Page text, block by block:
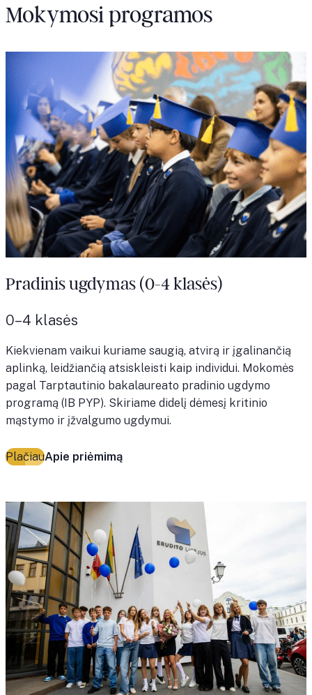
Mokymosi programos
Pradinis ugdymas (0-4 klasės)
0–4 klasės
Kiekvienam vaikui kuriame saugią, atvirą ir įgalinančią
aplinką, leidžiančią atsiskleisti kaip individui. Mokomės
pagal Tarptautinio bakalaureato pradinio ugdymo
programą (IB PYP). Skiriame didelį dėmesį kritinio
mąstymo ir įžvalgumo ugdymui.
PlačiauApie priėmimą